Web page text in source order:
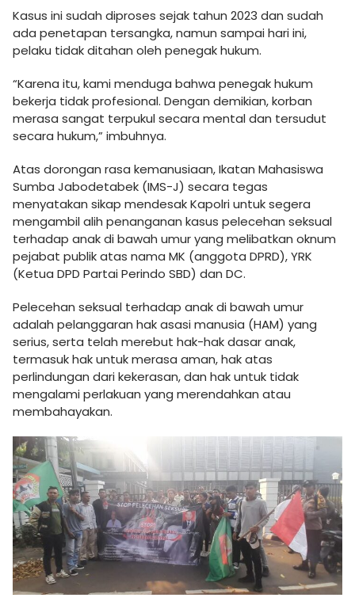
Kasus ini sudah diproses sejak tahun 2023 dan sudah
ada penetapan tersangka, namun sampai hari ini,
pelaku tidak ditahan oleh penegak hukum.
“Karena itu, kami menduga bahwa penegak hukum
bekerja tidak profesional. Dengan demikian, korban
merasa sangat terpukul secara mental dan tersudut
secara hukum,” imbuhnya.
Atas dorongan rasa kemanusiaan, Ikatan Mahasiswa
Sumba Jabodetabek (IMS-J) secara tegas
menyatakan sikap mendesak Kapolri untuk segera
mengambil alih penanganan kasus pelecehan seksual
terhadap anak di bawah umur yang melibatkan oknum
pejabat publik atas nama MK (anggota DPRD), YRK
(Ketua DPD Partai Perindo SBD) dan DC.
Pelecehan seksual terhadap anak di bawah umur
adalah pelanggaran hak asasi manusia (HAM) yang
serius, serta telah merebut hak-hak dasar anak,
termasuk hak untuk merasa aman, hak atas
perlindungan dari kekerasan, dan hak untuk tidak
mengalami perlakuan yang merendahkan atau
membahayakan.